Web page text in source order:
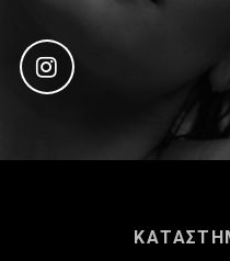
Social